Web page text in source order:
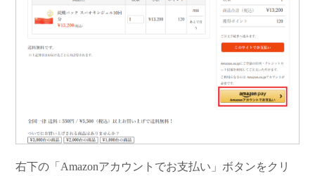
右下の「Amazonアカウントでお支払い」ボタンをクリ